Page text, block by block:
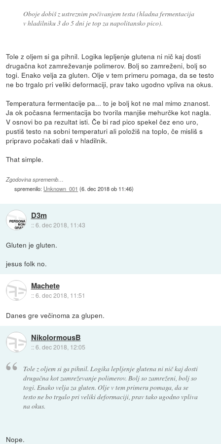
Oboje dobiš z ustreznim počivanjem testa (hladna fermentacija
v hladilniku 3 do 5 dni je top za napolitansko pico).
Tole z oljem si ga pihnil. Logika lepljenje glutena ni nič kaj dosti
drugačna kot zamreževanje polimerov. Bolj so zamreženi, bolj so
togi. Enako velja za gluten. Olje v tem primeru pomaga, da se testo
ne bo trgalo pri veliki deformaciji, prav tako ugodno vpliva na okus.
Temperatura fermentacije pa... to je bolj kot ne mal mimo znanost.
Ja ok počasna fermentacija bo tvorila manjše mehurčke kot nagla.
V osnovi bo pa rezultat isti. Če bi rad pico spekel čez eno uro,
pustiš testo na sobni temperaturi ali položiš na toplo, če misliš s
pripravo počakati daš v hladilnik.
That simple.
Zgodovina sprememb…
spremenilo: Unknown_001 (6. dec 2018 ob 11:46)
D3m
::6. dec 2018, 11:43
Gluten je gluten.
jesus folk no.
Machete
::6. dec 2018, 11:51
Danes gre večinoma za glupen.
NikolormousB
::6. dec 2018, 12:05
Tole z oljem si ga pihnil. Logika lepljenje glutena ni nič kaj dosti
drugačna kot zamreževanje polimerov. Bolj so zamreženi, bolj so
togi. Enako velja za gluten. Olje v tem primeru pomaga, da se
testo ne bo trgalo pri veliki deformaciji, prav tako ugodno vpliva
na okus.
Nope.